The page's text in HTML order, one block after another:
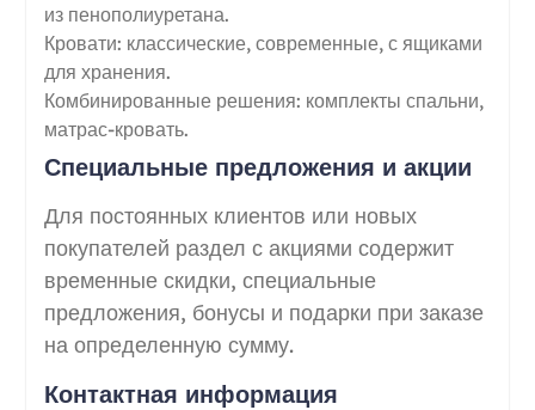
из пенополиуретана.
Кровати: классические, современные, с ящиками
для хранения.
Комбинированные решения: комплекты спальни,
матрас-кровать.
Специальные предложения и акции
Для постоянных клиентов или новых
покупателей раздел с акциями содержит
временные скидки, специальные
предложения, бонусы и подарки при заказе
на определенную сумму.
Контактная информация